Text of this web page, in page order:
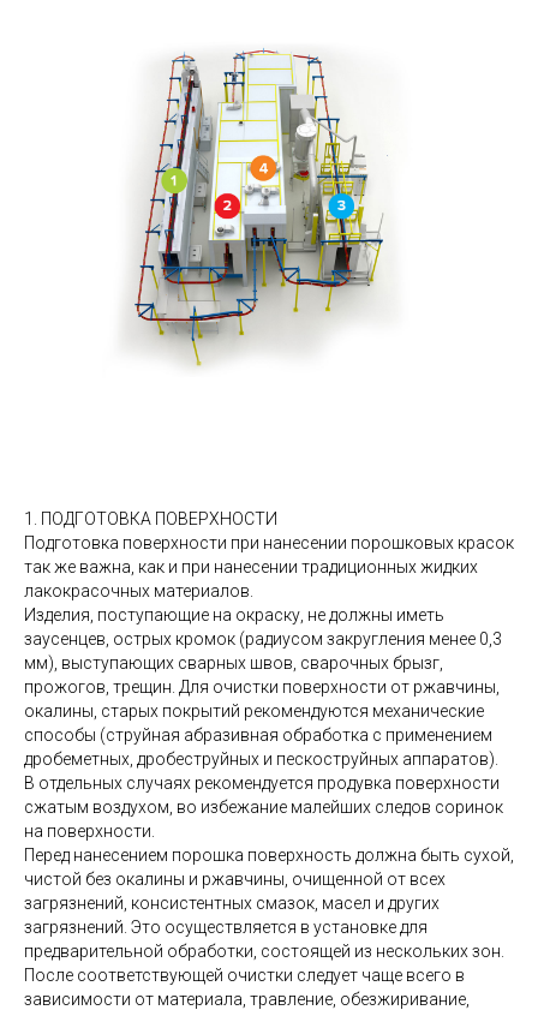
1. ПОДГОТОВКА ПОВЕРХНОСТИ
Подготовка поверхности при нанесении порошковых красок
так же важна, как и при нанесении традиционных жидких
лакокрасочных материалов.
Изделия, поступающие на окраску, не должны иметь
заусенцев, острых кромок (радиусом закругления менее 0,3
мм), выступающих сварных швов, сварочных брызг,
прожогов, трещин. Для очистки поверхности от ржавчины,
окалины, старых покрытий рекомендуются механические
способы (струйная абразивная обработка с применением
дробеметных, дробеструйных и пескоструйных аппаратов).
В отдельных случаях рекомендуется продувка поверхности
сжатым воздухом, во избежание малейших следов соринок
на поверхности.
Перед нанесением порошка поверхность должна быть сухой,
чистой без окалины и ржавчины, очищенной от всех
загрязнений, консистентных смазок, масел и других
загрязнений. Это осуществляется в установке для
предварительной обработки, состоящей из нескольких зон.
После соответствующей очистки следует чаще всего в
зависимости от материала, травление, обезжиривание,